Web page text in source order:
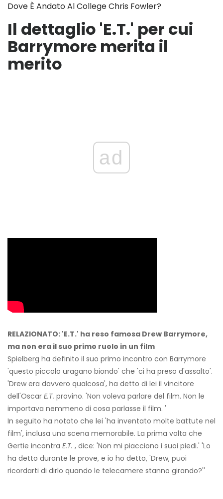
Dove È Andato Al College Chris Fowler?
Il dettaglio 'E.T.' per cui
Barrymore merita il
merito
ad
RELAZIONATO: 'E.T.' ha reso famosa Drew Barrymore,
ma non era il suo primo ruolo in un film
Spielberg ha definito il suo primo incontro con Barrymore
'questo piccolo uragano biondo' che 'ci ha preso d'assalto'.
'Drew era davvero qualcosa', ha detto di lei il vincitore
dell'Oscar E.T. provino. 'Non voleva parlare del film. Non le
importava nemmeno di cosa parlasse il film. '
In seguito ha notato che lei 'ha inventato molte battute nel
film', inclusa una scena memorabile. La prima volta che
Gertie incontra E.T. , dice: 'Non mi piacciono i suoi piedi.' 'Lo
ha detto durante le prove, e io ho detto, 'Drew, puoi
ricordarti di dirlo quando le telecamere stanno girando?''